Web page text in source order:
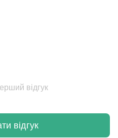
відгук
відгук